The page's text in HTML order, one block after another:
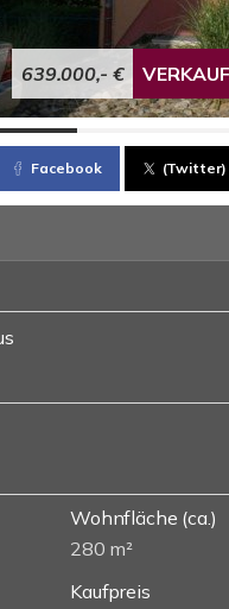
639.000,- €
Facebook (Twitter)
Wohnfläche (ca.)
280 m²
Kaufpreis